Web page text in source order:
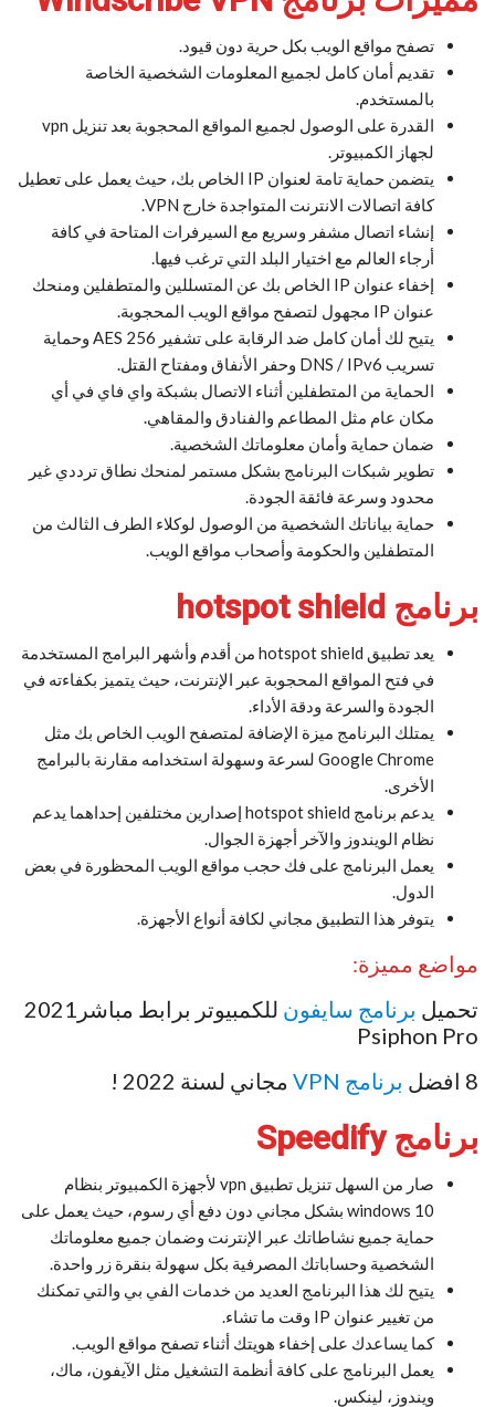
تصفح مواقع الويب بكل حرية دون قيود.
تقديم أمان كامل لجميع المعلومات الشخصية الخاصة
بالمستخدم.
القدرة على الوصول لجميع المواقع المحجوبة بعد تنزيل vpn
لجهاز الكمبيوتر.
يتضمن حماية تامة لعنوان IP الخاص بك، حيث يعمل على تعطيل
كافة اتصالات الانترنت المتواجدة خارج VPN.
إنشاء اتصال مشفر وسريع مع السيرفرات المتاحة في كافة
أرجاء العالم مع اختيار البلد التي ترغب فيها.
إخفاء عنوان IP الخاص بك عن المتسللين والمتطفلين ومنحك
عنوان IP مجهول لتصفح مواقع الويب المحجوبة.
يتيح لك أمان كامل ضد الرقابة على تشفير AES 256 وحماية
تسريب DNS / IPv6 وحفر الأنفاق ومفتاح القتل.
الحماية من المتطفلين أثناء الاتصال بشبكة واي فاي في أي
مكان عام مثل المطاعم والفنادق والمقاهي.
ضمان حماية وأمان معلوماتك الشخصية.
تطوير شبكات البرنامج بشكل مستمر لمنحك نطاق ترددي غير
محدود وسرعة فائقة الجودة.
حماية بياناتك الشخصية من الوصول لوكلاء الطرف الثالث من
المتطفلين والحكومة وأصحاب مواقع الويب.
برنامج hotspot shield
يعد تطبيق hotspot shield من أقدم وأشهر البرامج المستخدمة
في فتح المواقع المحجوبة عبر الإنترنت، حيث يتميز بكفاءته في
الجودة والسرعة ودقة الأداء.
يمتلك البرنامج ميزة الإضافة لمتصفح الويب الخاص بك مثل
Google Chrome لسرعة وسهولة استخدامه مقارنة بالبرامج
الأخرى.
يدعم برنامج hotspot shield إصدارين مختلفين إحداهما يدعم
نظام الويندوز والآخر أجهزة الجوال.
يعمل البرنامج على فك حجب مواقع الويب المحظورة في بعض
الدول.
يتوفر هذا التطبيق مجاني لكافة أنواع الأجهزة.
مواضع مميزة:
تحميل برنامج سايفون
للكمبيوتر برابط مباشر2021
Psiphon Pro
8 افضل
برنامج VPN مجاني لسنة 2022 !
برنامج Speedify
صار من السهل تنزيل تطبيق vpn لأجهزة الكمبيوتر بنظام
windows 10 بشكل مجاني دون دفع أي رسوم، حيث يعمل على
حماية جميع نشاطاتك عبر الإنترنت وضمان جميع معلوماتك
الشخصية وحساباتك المصرفية بكل سهولة بنقرة زر واحدة.
يتيح لك هذا البرنامج العديد من خدمات الفي بي والتي تمكنك
من تغيير عنوان IP وقت ما تشاء.
كما يساعدك على إخفاء هويتك أثناء تصفح مواقع الويب.
يعمل البرنامج على كافة أنظمة التشغيل مثل الآيفون، ماك،
ويندوز، لينكس.